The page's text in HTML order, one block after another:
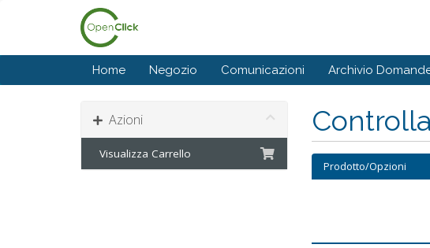
Home Negozio Comunicazioni Archivio
Azioni
Visualizza Carrello
Prodotto/Opzioni